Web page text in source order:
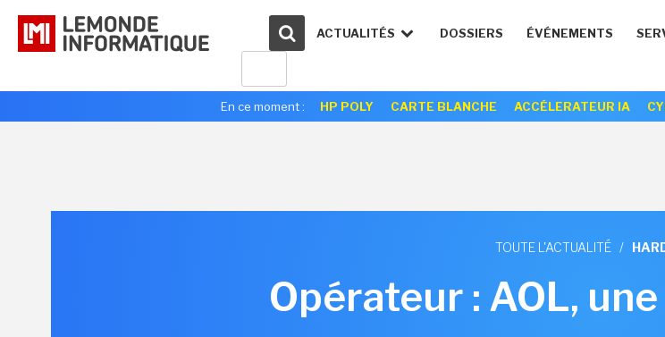
ACTUALITÉS DOSSIERS ÉVÉNEMENTS
En ce moment : HP POLY CARTE BLANCHE ACCÉLERATEUR IA
TOUTE L'ACTUALITÉ /
Opérateur : AOL,